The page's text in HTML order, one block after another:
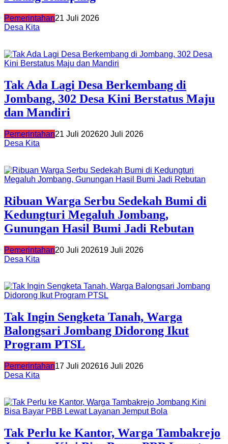
Pemerintahan21 Juli 2026
Desa Kita
Tak Ada Lagi Desa Berkembang di
Jombang, 302 Desa Kini Berstatus Maju
dan Mandiri
Pemerintahan21 Juli 202620 Juli 2026
Desa Kita
Ribuan Warga Serbu Sedekah Bumi di
Kedungturi Megaluh Jombang,
Gunungan Hasil Bumi Jadi Rebutan
Pemerintahan20 Juli 202619 Juli 2026
Desa Kita
Tak Ingin Sengketa Tanah, Warga
Balongsari Jombang Didorong Ikut
Program PTSL
Pemerintahan17 Juli 202616 Juli 2026
Desa Kita
Tak Perlu ke Kantor, Warga Tambakrejo